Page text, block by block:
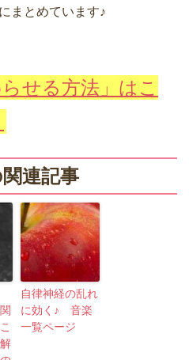
まとめています♪
せる方法」はこ
連記事
自律神経の乱れ
に効く♪ 音楽
一覧ページ